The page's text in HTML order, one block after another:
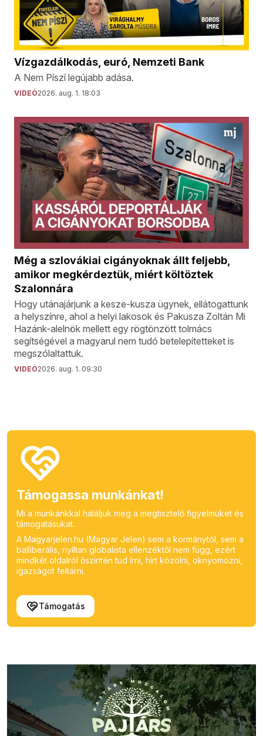
Vízgazdálkodás, euró, Nemzeti Bank
A Nem Píszí legújabb adása.
VIDEÓ2026. aug. 1. 18:03
Még a szlovákiai cigányoknak állt feljebb,
amikor megkérdeztük, miért költöztek
Szalonnára
Hogy utánajárjunk a kesze-kusza ügynek, ellátogattunk
a helyszínre, ahol a helyi lakosok és Pakusza Zoltán Mi
Hazánk-alelnök mellett egy rögtönzött tolmács
segítségével a magyarul nem tudó betelepítetteket is
megszólaltattuk.
VIDEÓ2026. aug. 1. 09:30
Támogassa munkánkat!
Mi a munkánkkal háláljuk meg a megtisztelő figyelmüket és
támogatásukat.
A Magyarjelen.hu (Magyar Jelen) sem a kormánytól, sem a
balliberális, nyíltan globalista ellenzéktől nem függ, ezért
mindkét oldalról őszintén tud írni, hírt közölni, oknyomozni,
igazságot feltárni.
Támogatás